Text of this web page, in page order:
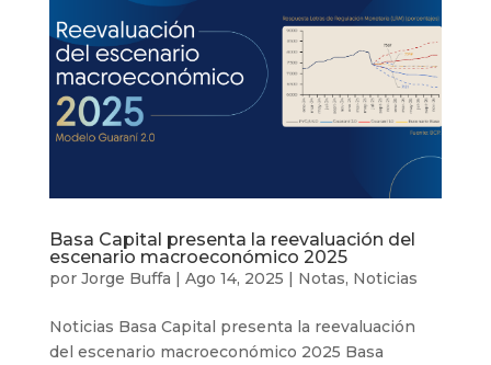
Basa Capital presenta la reevaluación del
escenario macroeconómico 2025
por Jorge Buffa | Ago 14, 2025 | Notas, Noticias
Noticias Basa Capital presenta la reevaluación
del escenario macroeconómico 2025 Basa